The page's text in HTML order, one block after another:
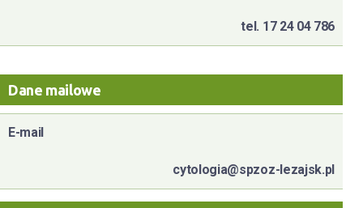
tel. 17 24 04 786
Dane mailowe
E-mail
cytologia@spzoz-lezajsk.pl